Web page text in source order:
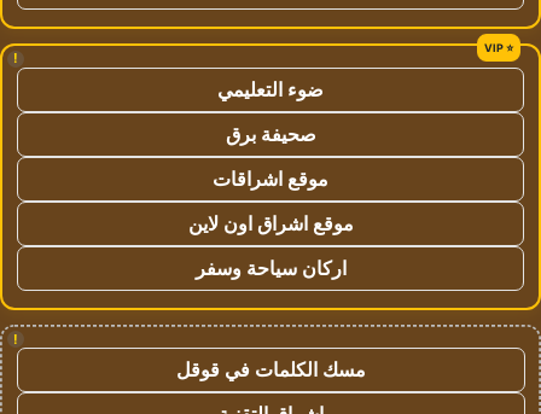
!
ضوء التعليمي
صحيفة برق
موقع اشراقات
موقع اشراق اون لاين
اركان سياحة وسفر
!
مسك الكلمات في قوقل